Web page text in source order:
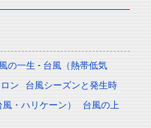
の一生 - 台風（熱帯低気
ン
台風シーズンと発生時
・ハリケーン）
台風の上